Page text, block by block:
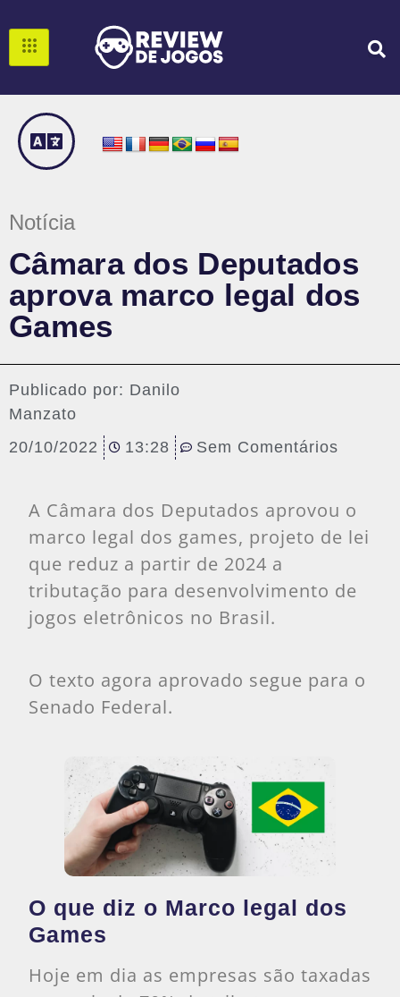
Notícia
Câmara dos Deputados
aprova marco legal dos
Games
Publicado por: Danilo
Manzato
20/10/2022
13:28 Sem Comentários
A Câmara dos Deputados aprovou o
marco legal dos games, projeto de lei
que reduz a partir de 2024 a
tributação para desenvolvimento de
jogos eletrônicos no Brasil.
O texto agora aprovado segue para o
Senado Federal.
O que diz o Marco legal dos
Games
Hoje em dia as empresas são taxadas